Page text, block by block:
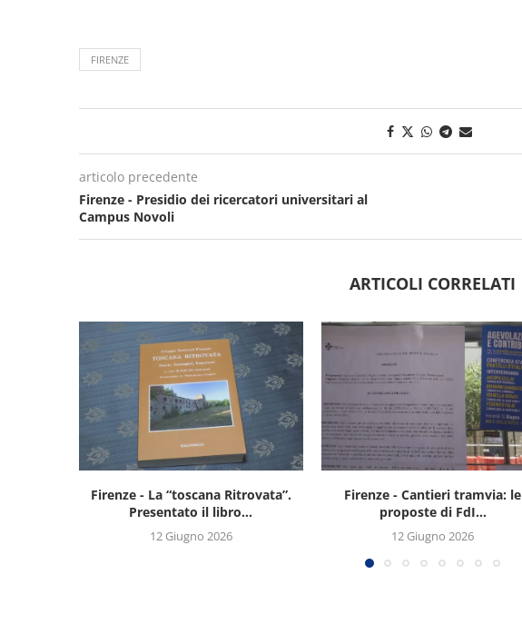
FIRENZE
articolo precedente
Firenze - Presidio dei ricercatori universitari al
Campus Novoli
ARTICOLI CORRELATI
Firenze - La “toscana Ritrovata”.
Presentato il libro...
12 Giugno 2026
Firenze - Cantieri tramvia: le
proposte di FdI...
12 Giugno 2026